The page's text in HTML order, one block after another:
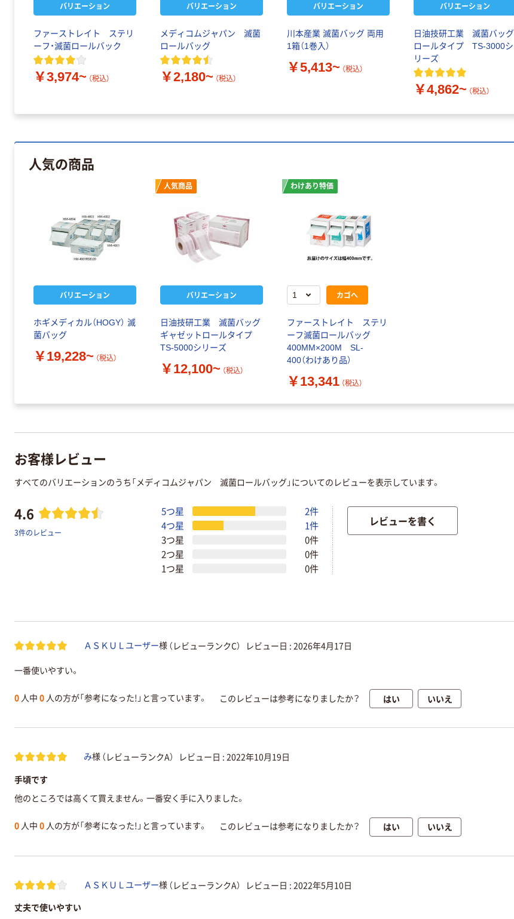
バリエーション
ファーストレイト ステリ
ーフ・滅菌ロールバック
￥3,974~ （税込）
バリエーション
メディコムジャパン 滅菌
ロールバッグ
￥2,180~ （税込）
バリエーション
川本産業 滅菌バッグ 両用
1箱（1巻入）
￥5,413~ （税込）
バリエーション
日油技研工業 滅菌バッグ
ロールタイプ TS-3000シ
リーズ
￥4,862~ （税込）
人気の商品
バリエーション
ホギメディカル（HOGY） 滅
菌バッグ
￥19,228~ （税込）
人気商品
バリエーション
日油技研工業 滅菌バッグ
ギャゼットロールタイプ
TS-5000シリーズ
￥12,100~ （税込）
わけあり特価
カゴへ
ファーストレイト ステリ
ーフ滅菌ロールバッグ
400MM×200M SL-
400（わけあり品）
￥13,341 （税込）
お客様レビュー
すべてのバリエーションのうち「メディコムジャパン 滅菌ロールバッグ」についてのレビューを表示しています。
4.6
3件のレビュー
5つ星
2件
4つ星
1件
3つ星
0件
2つ星
0件
1つ星
0件
レビューを書く
ＡＳＫＵＬユーザー様 （レビューランクC） レビュー日 : 2026年4月17日
一番使いやすい。
0 人中 0 人の方が「参考になった!」と言っています。 このレビューは参考になりましたか？ はい いいえ
み様 （レビューランクA） レビュー日 : 2022年10月19日
手頃です
他のところでは高くて買えません。一番安く手に入りました。
0 人中 0 人の方が「参考になった!」と言っています。 このレビューは参考になりましたか？ はい いいえ
ＡＳＫＵＬユーザー様 （レビューランクA） レビュー日 : 2022年5月10日
丈夫で使いやすい